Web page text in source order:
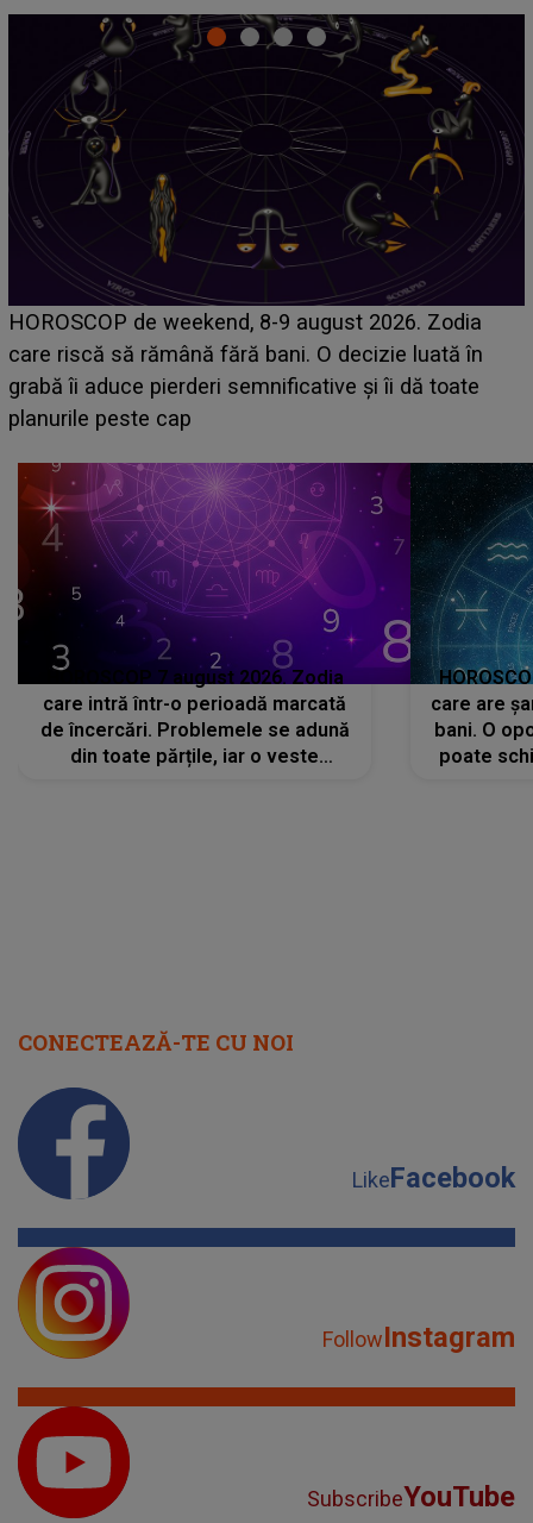
Emanuel a ținut ACEST DETALIU ASCUNS până
acum! În fața Alexandrei, concurentul din Casa Iubirii
face o MĂRTURISIRE NEAȘTEPTATĂ despre mama
sa: "I-am spus și ei în față, eu nu te iubesc pentru
HOROSCOP 7 august 2026. Zodia
care intră într-o perioadă marcată
de încercări. Problemele se adună
din toate părțile, iar o veste
care are
bani. O
poate
CONECTEAZĂ-TE CU NOI
LikeFacebook
FollowInstagram
SubscribeYouTube